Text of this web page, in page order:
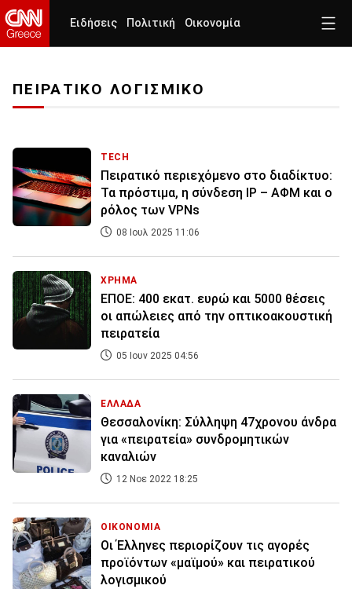
Ειδήσεις Πολιτική Οικονομία
ΠΕΙΡΑΤΙΚΟ ΛΟΓΙΣΜΙΚΟ
TECH
Πειρατικό περιεχόμενο στο διαδίκτυο:
Τα πρόστιμα, η σύνδεση IP – ΑΦΜ και ο
ρόλος των VPNs
08 Ιουλ 2025 11:06
ΧΡΗΜΑ
ΕΠΟΕ: 400 εκατ. ευρώ και 5000 θέσεις
οι απώλειες από την οπτικοακουστική
πειρατεία
05 Ιουν 2025 04:56
ΕΛΛΑΔΑ
Θεσσαλονίκη: Σύλληψη 47χρονου άνδρα
για «πειρατεία» συνδρομητικών
καναλιών
12 Νοε 2022 18:25
ΟΙΚΟΝΟΜΙΑ
Οι Έλληνες περιορίζουν τις αγορές
προϊόντων «μαϊμού» και πειρατικού
λογισμικού